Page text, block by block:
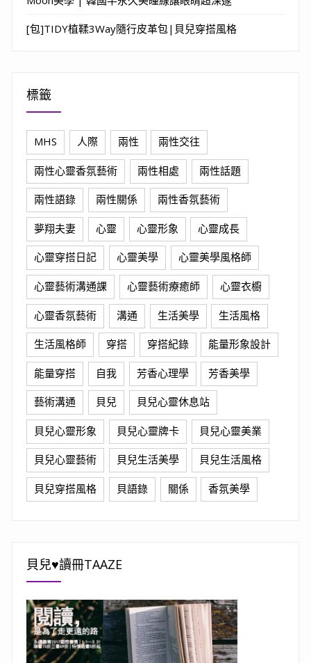
[包]TIDY植鞣3Way隨行皮革包|貝兒穿搭風格
標籤
MHS 人際 兩性 兩性交往
兩性心靈香氛藝術 兩性相處 兩性話題
兩性語錄 兩性關係 兩性香氛藝術
夢翔夫妻 心靈 心靈形象 心靈成長
心靈穿搭日記 心靈美學 心靈美學風格師
心靈藝術溝通課 心靈藝術療癒師 心靈衣櫥
心靈香氛藝術 溝通 生活美學 生活風格
生活風格師 穿搭 穿搭紀錄 能量形象設計
能量穿搭 自我 芳香心理學 芳香美學
藝術溝通 貝兒 貝兒心靈休息站
貝兒心靈形象 貝兒心靈牌卡 貝兒心靈美業
貝兒心靈藝術 貝兒生活美學 貝兒生活風格
貝兒穿搭風格 貝語錄 關係 香氛美學
貝兒♥讀冊TAAZE